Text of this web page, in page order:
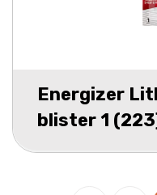
Energizer
blister 1